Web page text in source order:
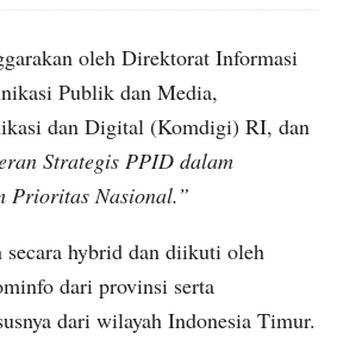
oleh Direktorat Informasi
Publik dan Media,
dan Digital (Komdigi) RI, dan
Strategis PPID dalam
Prioritas Nasional.”
hybrid dan diikuti oleh
dari provinsi serta
dari wilayah Indonesia Timur.